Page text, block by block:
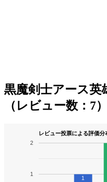
黒魔剣士アース英
（レビュー数：7）
レビュー投票による評価分
1
2
1